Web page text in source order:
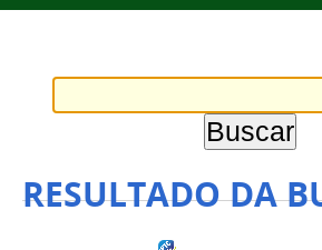
RESULTADO DA